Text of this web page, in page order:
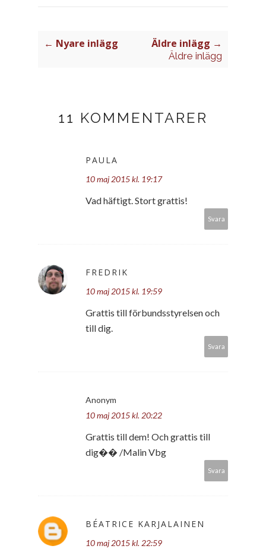
← Nyare inlägg Äldre inlägg →
Äldre inlägg
11 KOMMENTARER
PAULA
10 maj 2015 kl. 19:17
Vad häftigt. Stort grattis!
Svara
FREDRIK
10 maj 2015 kl. 19:59
Grattis till förbundsstyrelsen och
till dig.
Svara
Anonym
10 maj 2015 kl. 20:22
Grattis till dem! Och grattis till
dig�� /Malin Vbg
Svara
BÉATRICE KARJALAINEN
10 maj 2015 kl. 22:59